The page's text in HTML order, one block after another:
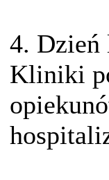
4. Dzień
Kliniki